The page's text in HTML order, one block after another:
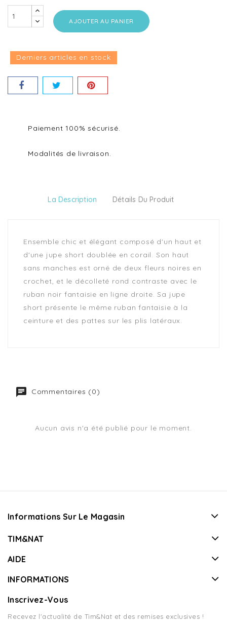
AJOUTER AU PANIER
Derniers articles en stock
Paiement 100% sécurisé.
Modalités de livraison.
La Description Détails Du Produit
Ensemble chic et élégant composé d'un haut et
d'une jupe short doublée en corail. Son haut
sans manches est orné de deux fleurs noires en
crochet, et le décolleté rond contraste avec le
ruban noir fantaisie en ligne droite. Sa jupe
short présente le même ruban fantaisie à la
ceinture et des pattes sur les plis latéraux.
Commentaires (0)
Aucun avis n'a été publié pour le moment.
Informations Sur Le Magasin
TIM&NAT
AIDE
INFORMATIONS
Inscrivez-Vous
Recevez l'actualité de Tim&Nat et des remises exclusives !